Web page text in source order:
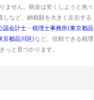
ません。税金は安くしようと色々
しなど、納税額を大きく左右する
認会計士・税理士事務所(東京都品
京都品川区)など、信頼できる税理
と見つかります。